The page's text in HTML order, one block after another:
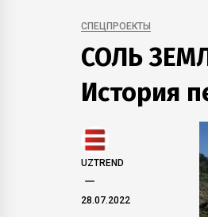
СПЕЦПРОЕКТЫ
СОЛЬ
История
UZTREND
28.07.2022